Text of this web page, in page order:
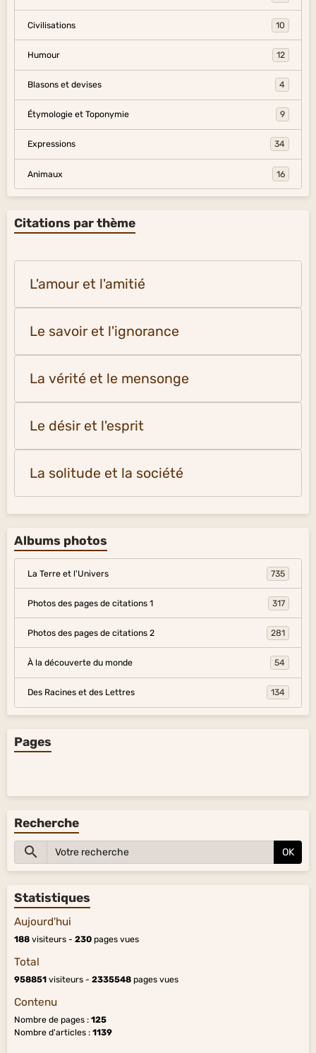
Civilisations 10
Humour 12
Blasons et devises 4
Étymologie et Toponymie 9
Expressions 34
Animaux 16
Citations par thème
L'amour et l'amitié
Le savoir et l'ignorance
La vérité et le mensonge
Le désir et l'esprit
La solitude et la société
Albums photos
La Terre et l'Univers 735
Photos des pages de citations 1 317
Photos des pages de citations 2 281
À la découverte du monde 54
Des Racines et des Lettres 134
Pages
Recherche
OK
Statistiques
Aujourd'hui
188 visiteurs - 230 pages vues
Total
958851 visiteurs - 2335548 pages vues
Contenu
Nombre de pages : 125
Nombre d'articles : 1139